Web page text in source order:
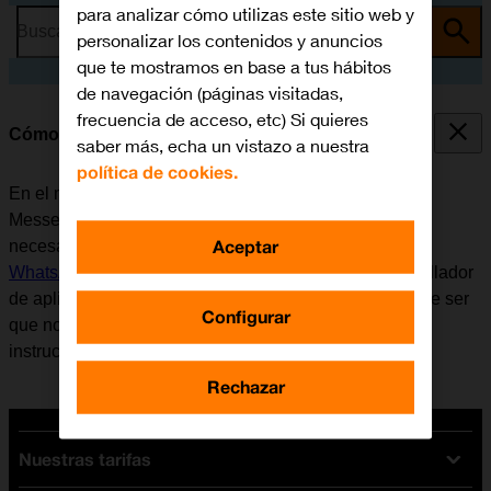
Busca por problema o tema
Cómo utilizar WhatsApp Messenger
En el móvil se puede utilizar la aplicación WhatsApp
Messenger. Antes de utilizar WhatsApp Messenger, es
necesario
configurar el móvil para internet
WhatsApp Messenger. Tener en cuenta que el desarrollador
de aplicaciones va actualizando la app y por eso puede ser
que no coincida exactamente con el contenido de esta
instrucción.
Nuestras tarifas
para analizar cómo utilizas este sitio web y
personalizar los contenidos y anuncios
que te mostramos en base a tus hábitos
de navegación (páginas visitadas,
frecuencia de acceso, etc) Si quieres
saber más, echa un vistazo a nuestra
política de cookies.
Configurar
Rechazar
Aceptar